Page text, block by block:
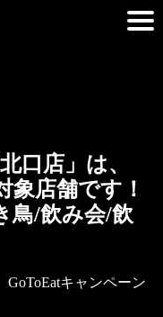
口店」は、
象店舗です！
鳥/飲み会/飲
GoToEatキャンペーン